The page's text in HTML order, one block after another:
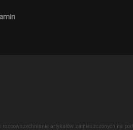
artykułów zamieszczonych na